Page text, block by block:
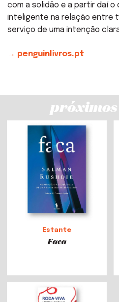
com a solidão e a partir daí o
inteligente na relação entre
serviço de uma intenção
→ penguinlivros.pt
Estante
Faca